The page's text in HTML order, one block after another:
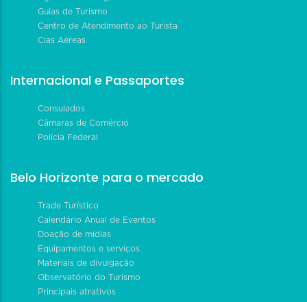
Guias de Turismo
Centro de Atendimento ao Turista
Cias Aéreas
Internacional e Passaportes
Consulados
Câmaras de Comércio
Polícia Federal
Belo Horizonte para o mercado
Trade Turístico
Calendário Anual de Eventos
Doação de mídias
Equipamentos e serviços
Materiais de divulgação
Observatório do Turismo
Principais atrativos